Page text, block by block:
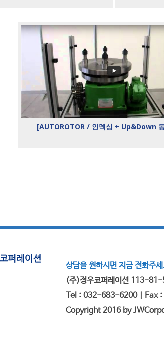
[AUTOROTOR / 인덱싱 + Up&Down
상담을 원하시면 지금 전화주
(주)정우코퍼레이션 113-
Tel : 032-683-6200 | Fax
Copyright 2016 by